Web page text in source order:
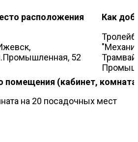
расположения Как
52
Трамвай
помещения (кабинет,
на 20 посадочных мест